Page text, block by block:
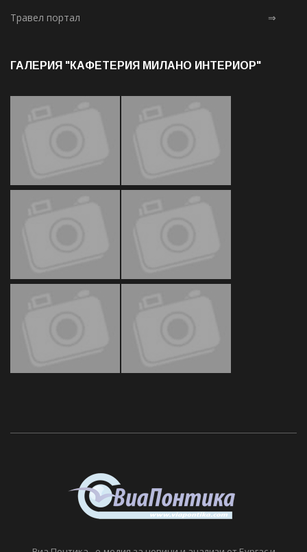
Травел портал ⇒
ГАЛЕРИЯ "КАФЕТЕРИЯ МИЛАНО ИНТЕРИОР"